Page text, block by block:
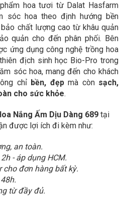
hoa tươi từ Dalat Hasfarm
sóc hoa theo định hướng bền
chất lượng cao từ khâu quản
quản cho đến phân phối. Bên
ứng dụng công nghệ trồng hoa
địch sinh học Bio-Pro trong
sóc hoa, mang đến cho khách
chỉ bền, đẹpmà còn sạch,
cho sức khỏe.
Nắng Ấm Dịu Dàng 689 tại
được lợi ích đi kèm như:
an toàn.
- áp dụng HCM.
cho đơn hàng bất kỳ.
từ đầy đủ.